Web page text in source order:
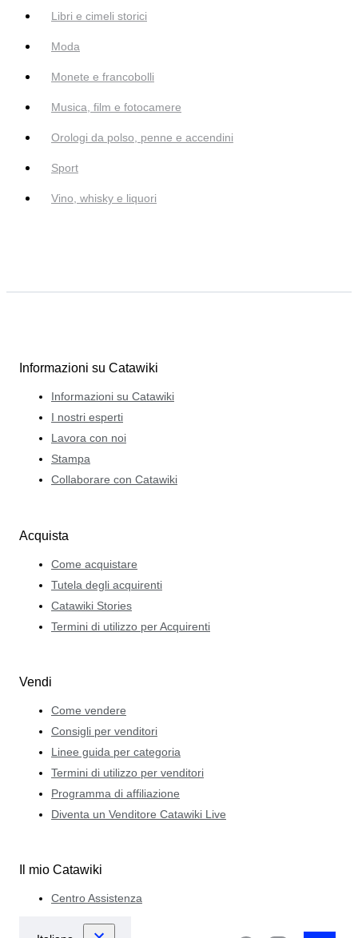
Libri e cimeli storici
Moda
Monete e francobolli
Musica, film e fotocamere
Orologi da polso, penne e accendini
Sport
Vino, whisky e liquori
Informazioni su Catawiki
Informazioni su Catawiki
I nostri esperti
Lavora con noi
Stampa
Collaborare con Catawiki
Acquista
Come acquistare
Tutela degli acquirenti
Catawiki Stories
Termini di utilizzo per Acquirenti
Vendi
Come vendere
Consigli per venditori
Linee guida per categoria
Termini di utilizzo per venditori
Programma di affiliazione
Diventa un Venditore Catawiki Live
Il mio Catawiki
Centro Assistenza